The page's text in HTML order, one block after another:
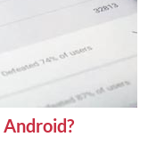
Android?